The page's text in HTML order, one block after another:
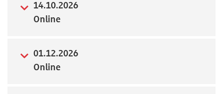
Über
Preisvorteile
14.10.2026
Online
01.12.2026
Online